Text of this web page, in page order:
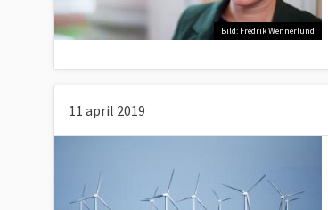
Bild: Fredrik Wennerlund
11 april 2019